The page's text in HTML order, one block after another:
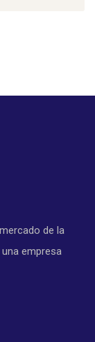
de la
empresa